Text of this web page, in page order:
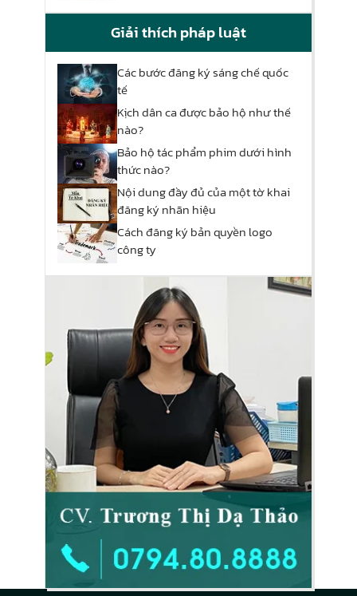
Giải thích pháp luật
Các bước đăng ký sáng chế quốc
tế
Kịch dân ca được bảo hộ như thế
nào?
Bảo hộ tác phẩm phim dưới hình
thức nào?
Nội dung đầy đủ của một tờ khai
đăng ký nhãn hiệu
Cách đăng ký bản quyền logo
công ty